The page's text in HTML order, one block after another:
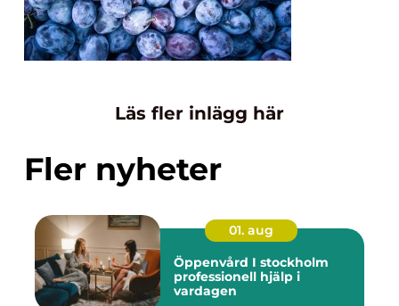
Läs fler inlägg här
Fler nyheter
01. aug
Öppenvård I stockholm
professionell hjälp i
vardagen